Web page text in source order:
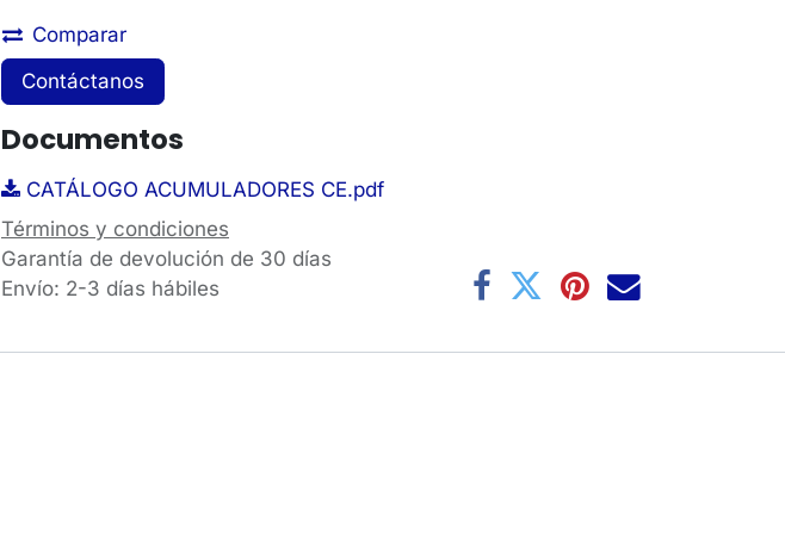
Comparar
Contáctanos
Documentos
CATÁLOGO ACUMULADORES CE.pdf
Términos y condiciones
Garantía de devolución de 30 días
Envío: 2-3 días hábiles